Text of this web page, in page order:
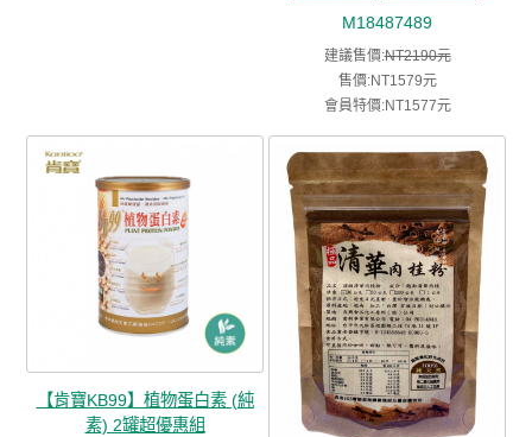
M18487489
建議售價:NT2190元
售價:NT1579元
會員特價:NT1577元
【肯寶KB99】植物蛋白素 (純
素) 2罐超優惠組